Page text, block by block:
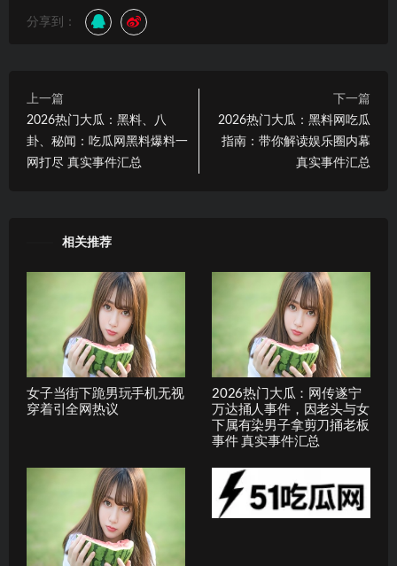
分享到：
上一篇
2026热门大瓜：黑料、八
卦、秘闻：吃瓜网黑料爆料一
网打尽 真实事件汇总
下一篇
2026热门大瓜：黑料网吃瓜
指南：带你解读娱乐圈内幕
真实事件汇总
相关推荐
女子当街下跪男玩手机无视
穿着引全网热议
2026热门大瓜：网传遂宁
万达捅人事件，因老头与女
下属有染男子拿剪刀捅老板
事件 真实事件汇总